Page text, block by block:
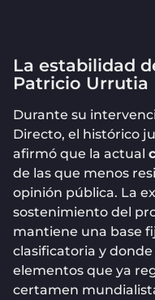
La estabilidad
Patricio Urrutia
Durante su
Directo, el histórico
afirmó que la actual
de las que menos
opinión pública. La
sostenimiento del
mantiene una base
clasificatoria y donde
elementos que ya
certamen